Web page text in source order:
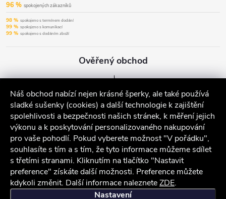
Náš obchod nabízí nejen krásné šperky, ale také používá
sladké sušenky (cookies) a další technologie k zajištění
spolehlivosti a bezpečnosti našich stránek, k měření jejich
výkonu a k poskytování personalizovaného nakupování
pro vaše pohodlí. Pokud vyberete možnost "V pořádku",
souhlasíte s tím a s tím, že tyto informace můžeme sdílet
s třetími stranami. Kliknutím na tlačítko "Nastavit
preference" získáte další možnosti. Preference můžete
kdykoli změnit. Další informace nalezneteZDE.
Nastavení
96 % spokojených zákazníků
98 % spokojeno s termínem dodání
99 % spokojeno s komunikací
99 % spokojeno s dodáním zboží
Ověřený obchod
iocel.cz Obchodní podmínky Ochrana osobních údajů